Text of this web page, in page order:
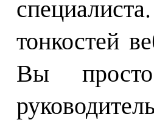
тонкостей
Вы